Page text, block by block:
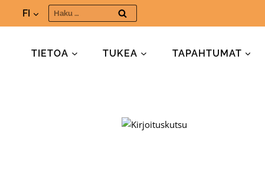
FI Haku:
TIETOA TUKEA TAPAHTUMAT